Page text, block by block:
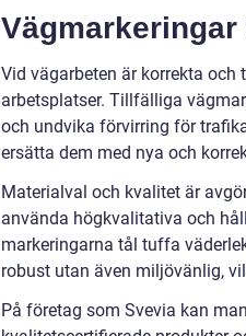
Vägmarkeringar
Vid vägarbeten är korrekta
arbetsplatser. Tillfälliga
och undvika förvirring för
ersätta dem med nya och
Materialval och kvalitet är
använda högkvalitativa och
markeringarna tål tuffa
robust utan även miljövänlig,
På företag som Svevia kan